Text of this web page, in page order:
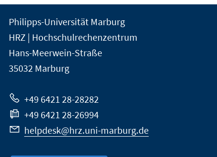
Kontakt
und
Informationen
zur
Website
der
Universität
Marburg
Philipps-Universität Marburg
HRZ | Hochschulrechenzentrum
Hans-Meerwein-Straße
35032 Marburg
+49 6421 28-28282
+49 6421 28-26994
helpdesk@hrz.uni-marburg.de